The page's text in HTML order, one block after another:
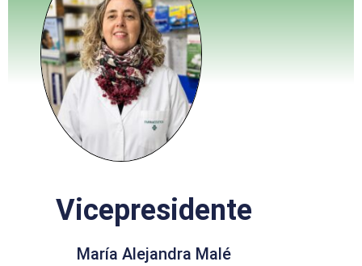
Vicepresidente
María Alejandra Malé